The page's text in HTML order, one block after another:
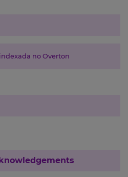
no Overton